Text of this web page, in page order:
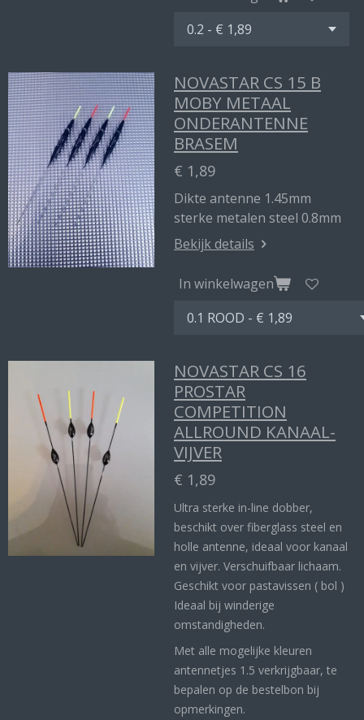
NOVASTAR CS 15 B
MOBY METAAL
ONDERANTENNE
BRASEM
€ 1,89
Dikte antenne 1.45mm
sterke metalen steel 0.8mm
Bekijk details
In winkelwagen
NOVASTAR CS 16
PROSTAR
COMPETITION
ALLROUND KANAAL-
VIJVER
€ 1,89
Ultra sterke in-line dobber,
beschikt over fiberglass steel en
holle antenne, ideaal voor kanaal
en vijver. Verschuifbaar lichaam.
Geschikt voor pastavissen ( bol )
Ideaal bij winderige
omstandigheden.
Met alle mogelijke kleuren
antennetjes 1.5 verkrijgbaar, te
bepalen op de bestelbon bij
opmerkingen.